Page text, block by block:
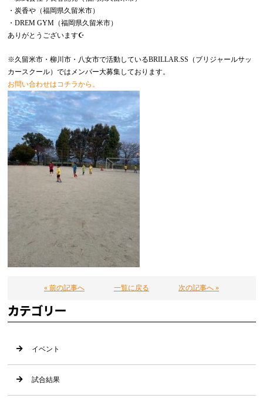
・炭香や（福岡県久留米市）
・DREM GYM（福岡県久留米市）
ありがとうございます☪️
※久留米市・柳川市・八女市で活動しているBRILLAR.SS（ブリジャールサッ
カースクール）ではメンバー大募集しております。
お問い合わせはコチラから。
« 前の記事へ 一覧に戻る 次の記事へ »
カテゴリー
イベント
試合結果